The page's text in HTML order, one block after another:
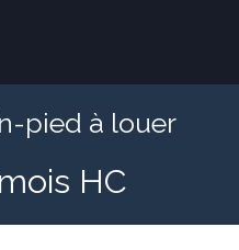
pied à louer
HC